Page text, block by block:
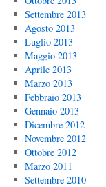
Settembre 2013
Agosto 2013
Luglio 2013
Maggio 2013
Aprile 2013
Marzo 2013
Febbraio 2013
Gennaio 2013
Dicembre 2012
Novembre 2012
Ottobre 2012
Marzo 2011
Settembre 2010